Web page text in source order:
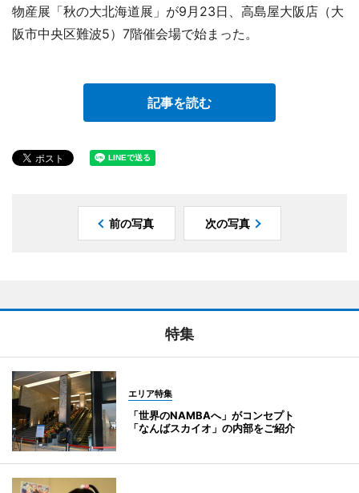
物産展「秋の大北海道展」が9月23日、高島屋大阪店（大
阪市中央区難波5）7階催会場で始まった。
記事を読む
前の写真 次の写真
特集
エリア特集
「世界のNAMBAへ」がコンセプト
「なんばスカイオ」の内部をご紹介